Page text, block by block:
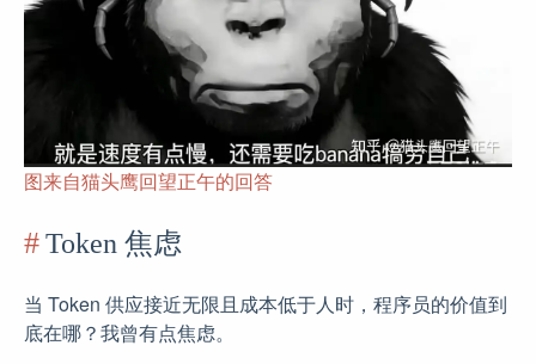
图来自猫头鹰回望正午的回答
Token 焦虑
当 Token 供应接近无限且成本低于人时，程序员的价值到
底在哪？我曾有点焦虑。